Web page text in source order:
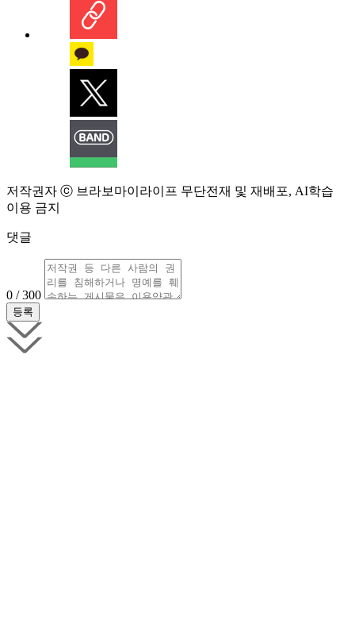
저작권자 ⓒ 브라보마이라이프 무단전재 및 재배포, AI학습
이용 금지
댓글
0 / 300